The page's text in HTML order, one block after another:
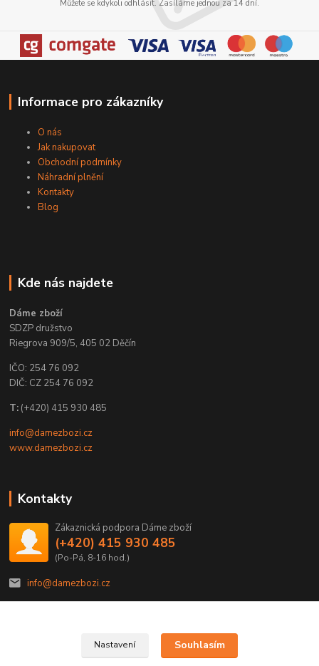
Můžete se kdykoli odhlásit. Zasíláme jednou za 14 dní.
Informace pro zákazníky
O nás
Jak nakupovat
Obchodní podmínky
Náhradní plnění
Kontakty
Blog
Kde nás najdete
Dáme zboží
SDZP družstvo
Riegrova 909/5, 405 02 Děčín
IČO: 254 76 092
DIČ: CZ 254 76 092
T: (+420) 415 930 485
info@damezbozi.cz
www.damezbozi.cz
Kontakty
Zákaznická podpora Dáme zboží
(+420) 415 930 485
(Po-Pá, 8-16 hod.)
info@damezbozi.cz
Nastavení Souhlasím